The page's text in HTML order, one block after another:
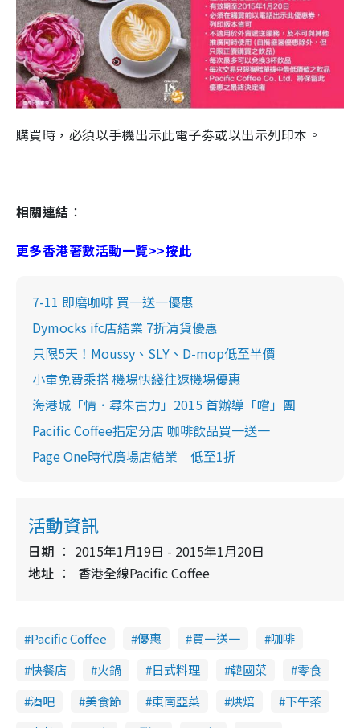
購買時，必須以手機出示此電子劵或以出示列印本。
相關連結 ：
更多香港著數活動一覽>>按此
7-11 即磨咖啡 買一送一優惠
Dymocks ifc店結業 7折清貨優惠
只限5天！Moussy、SLY、D-mop低至半價
小童免費乘搭 機場快綫往返機場優惠
海港城「情．尋朱古力」2015 首辦導「嚐」團
Pacific Coffee指定分店 咖啡飲品買一送一
Page One時代廣場店結業 低至1折
活動資訊
日期
2015年1月19日 - 2015年1月20日
地址
香港全線Pacific Coffee
Pacific Coffee 優惠 買一送一
咖啡
快餐店
火鍋 日式料理 韓國菜
零食
酒吧
美食節 東南亞菜 烘焙
下午茶